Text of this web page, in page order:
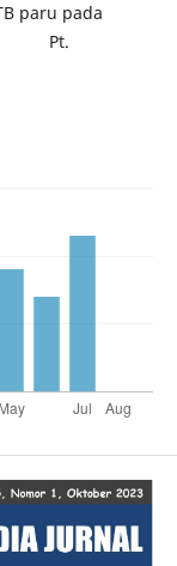
paru pada
1 Pt.